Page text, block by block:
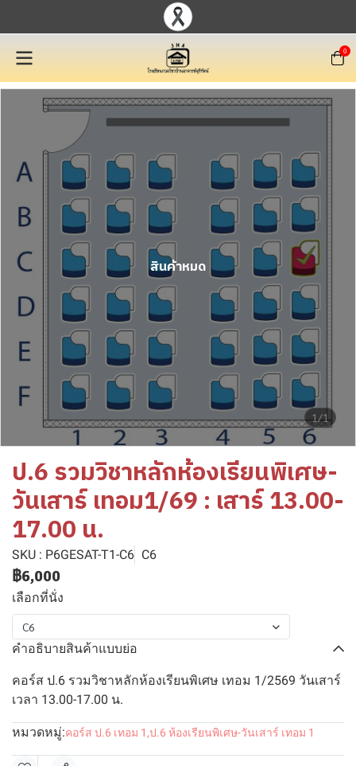
0
1/1
สินค้าหมด
ป.6 รวมวิชาหลักห้องเรียนพิเศษ-
วันเสาร์ เทอม1/69 : เสาร์ 13.00-
17.00 น.
SKU : P6GESAT-T1-C6 C6
฿6,000
เลือกที่นั่ง
C6
คำอธิบายสินค้าแบบย่อ
คอร์ส ป.6 รวมวิชาหลักห้องเรียนพิเศษ เทอม 1/2569 วันเสาร์
เวลา 13.00-17.00 น.
หมวดหมู่:คอร์ส ป.6 เทอม 1 ,ป.6 ห้องเรียนพิเศษ-วันเสาร์ เทอม 1